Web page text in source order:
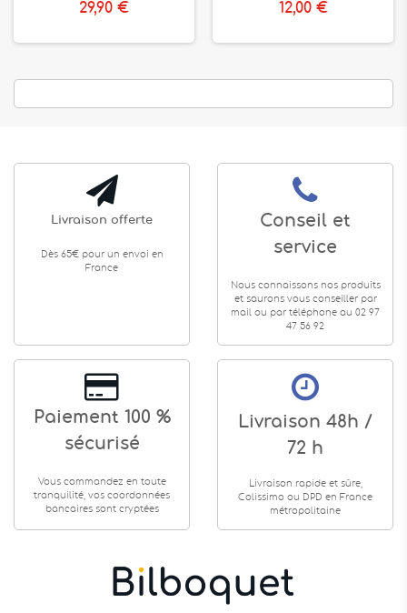
29,90 € 12,00 €
Livraison offerte
Dès 65€ pour un envoi en
France
Conseil et
service
Nous connaissons nos produits
et saurons vous conseiller par
mail ou par téléphone au 02 97
47 56 92
Paiement 100 %
sécurisé
Vous commandez en toute
tranquilité, vos coordonnées
bancaires sont cryptées
Livraison 48h /
72 h
Livraison rapide et sûre,
Colissimo ou DPD en France
métropolitaine